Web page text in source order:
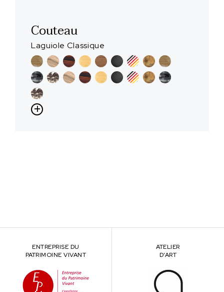
Couteau
Laguiole Classique
ENTREPRISE DU
PATRIMOINE VIVANT
ATELIER
D’ART